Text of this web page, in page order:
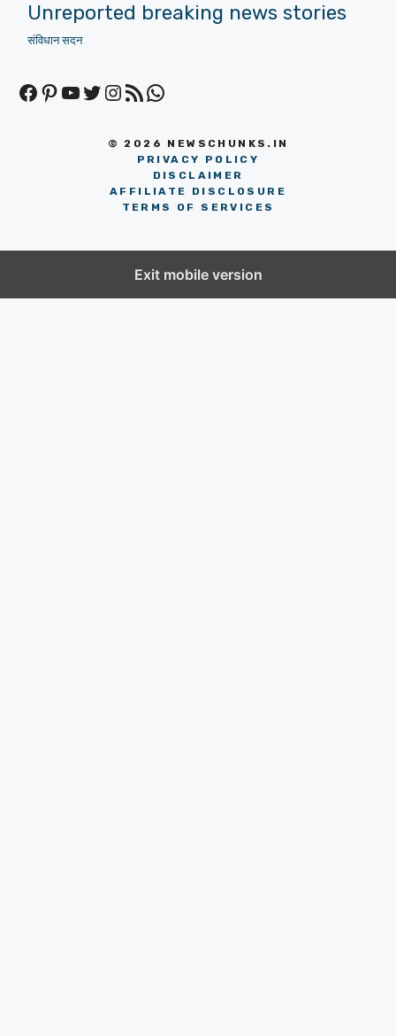
Unreported breaking news stories
संविधान सदन
Facebook
Pinterest
YouTube
Twitter
Instagram
RSS FeedWhatsApp
© 2026 NEWSCHUNKS.IN
PRIVACY POLICY
DISCLAIMER
AFFILIATE DISCLOSURE
TERMS OF SERVICES
Exit mobile version